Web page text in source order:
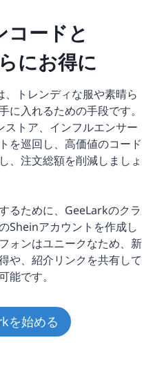
ードと
にお得に
トレンディな服や素晴ら
に入れるための手段です。
トア、インフルエンサー
を巡回し、高価値のコード
、注文総額を削減しましょ
るために、GeeLarkのクラ
Sheinアカウントを作成し
ォンはユニークなため、新
や、紹介リンクを共有して
能です。
を始める